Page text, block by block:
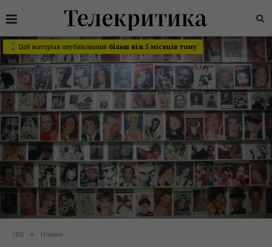
Цей матеріал опублікований більш ніж 5 місяців тому
ЗМІ Новини